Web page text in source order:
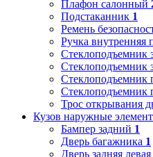
Плафон салонный
Подстаканник 1
Ремень
Ручка внутренняя
Стеклоподъемник
Стеклоподъемник
Стеклоподъемник
Стеклоподъемник
Трос открывания
Кузов наружные
Бампер задний 1
Дверь багажника 1
Дверь задняя левая